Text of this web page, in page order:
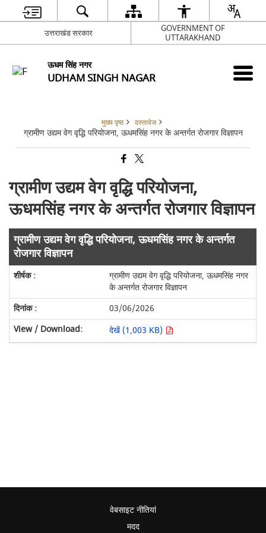
उत्तराखंड सरकार
GOVERNMENT OF
UTTARAKHAND
ऊधम सिंह नगर
UDHAM SINGH NAGAR
मुख्य पृष्ठ दस्तावेज
ग्रामीण उद्यम वेग वृद्धि परियोजना, ऊधमसिंह नगर के अन्तर्गत रोजगार विज्ञापन
ग्रामीण उद्यम वेग वृद्धि परियोजना,
ऊधमसिंह नगर के अन्तर्गत रोजगार विज्ञापन
ग्रामीण उद्यम वेग वृद्धि परियोजना, ऊधमसिंह नगर के अन्तर्गत
रोजगार विज्ञापन
ग्रामीण उद्यम वेग वृद्धि परियोजना, ऊधमसिंह नगर
के अन्तर्गत रोजगार विज्ञापन
03/06/2026
देखें (1,003 KB)
वेबसाइट नीतियां
मदद